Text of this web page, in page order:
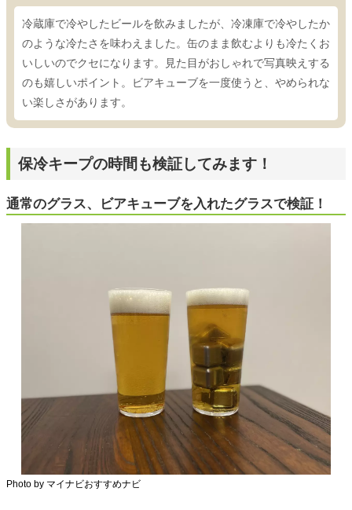
冷蔵庫で冷やしたビールを飲みましたが、冷凍庫で冷やしたか
のような冷たさを味わえました。缶のまま飲むよりも冷たくお
いしいのでクセになります。見た目がおしゃれで写真映えする
のも嬉しいポイント。ビアキューブを一度使うと、やめられな
い楽しさがあります。
保冷キープの時間も検証してみます！
通常のグラス、ビアキューブを入れたグラスで検証！
Photo by マイナビおすすめナビ